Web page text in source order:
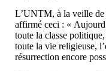
L’UNTM, à la veille de
affirmé ceci : «
toute la classe
toute la vie religieuse,
résurrection encore